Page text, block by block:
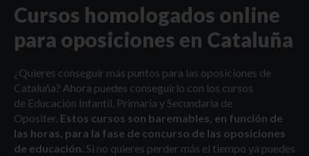
Cursos homologados online
para oposiciones en Cataluña
¿Quieres conseguir más puntos para las oposiciones de
Cataluña? Ahora puedes conseguirlo con los cursos
de Educación Infantil, Primaria y Secundaria de
Opositer. Estos cursos son baremables, en función de
las horas, para la fase de concurso de las oposiciones
de educación. Si no quieres perder más el tiempo ya puedes